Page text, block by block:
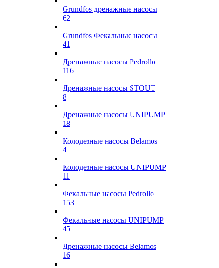
Grundfos дренажные насосы
62
Grundfos Фекальные насосы
41
Дренажные насосы Pedrollo
116
Дренажные насосы STOUT
8
Дренажные насосы UNIPUMP
18
Колодезные насосы Belamos
4
Колодезные насосы UNIPUMP
11
Фекальные насосы Pedrollo
153
Фекальные насосы UNIPUMP
45
Дренажные насосы Belamos
16